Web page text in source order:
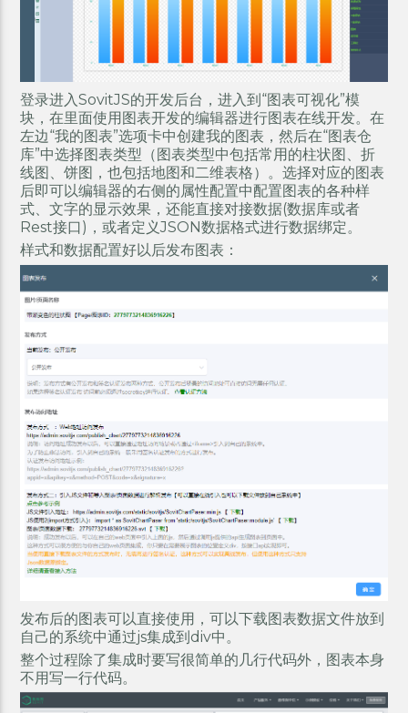
登录进入SovitJS的开发后台，进入到“图表可视化”模
块，在里面使用图表开发的编辑器进行图表在线开发。在
左边“我的图表”选项卡中创建我的图表，然后在“图表仓
库”中选择图表类型（图表类型中包括常用的柱状图、折
线图、饼图，也包括地图和二维表格）。选择对应的图表
后即可以编辑器的右侧的属性配置中配置图表的各种样
式、文字的显示效果，还能直接对接数据(数据库或者
Rest接口)，或者定义JSON数据格式进行数据绑定。
样式和数据配置好以后发布图表：
发布后的图表可以直接使用，可以下载图表数据文件放到
自己的系统中通过js集成到div中。
整个过程除了集成时要写很简单的几行代码外，图表本身
不用写一行代码。